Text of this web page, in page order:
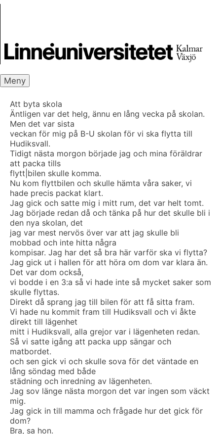
Meny
Att byta skola
Äntligen var det helg, ännu en lång vecka på skolan.
Men det var sista
veckan för mig på B-U skolan för vi ska flytta till
Hudiksvall.
Tidigt nästa morgon började jag och mina föräldrar
att packa tills
flytt|bilen skulle komma.
Nu kom flyttbilen och skulle hämta våra saker, vi
hade precis packat klart.
Jag gick och satte mig i mitt rum, det var helt tomt.
Jag började redan då och tänka på hur det skulle bli i
den nya skolan, det
jag var mest nervös över var att jag skulle bli
mobbad och inte hitta några
kompisar. Jag har det så bra här varför ska vi flytta?
Jag gick ut i hallen för att höra om dom var klara än.
Det var dom också,
vi bodde i en 3:a så vi hade inte så mycket saker som
skulle flyttas.
Direkt då sprang jag till bilen för att få sitta fram.
Vi hade nu kommit fram till Hudiksvall och vi åkte
direkt till lägenhet
mitt i Hudiksvall, alla grejor var i lägenheten redan.
Så vi satte igång att packa upp sängar och
matbordet.
och sen gick vi och skulle sova för det väntade en
lång söndag med både
städning och inredning av lägenheten.
Jag sov länge nästa morgon det var ingen som väckt
mig.
Jag gick in till mamma och frågade hur det gick för
dom?
Bra, sa hon.